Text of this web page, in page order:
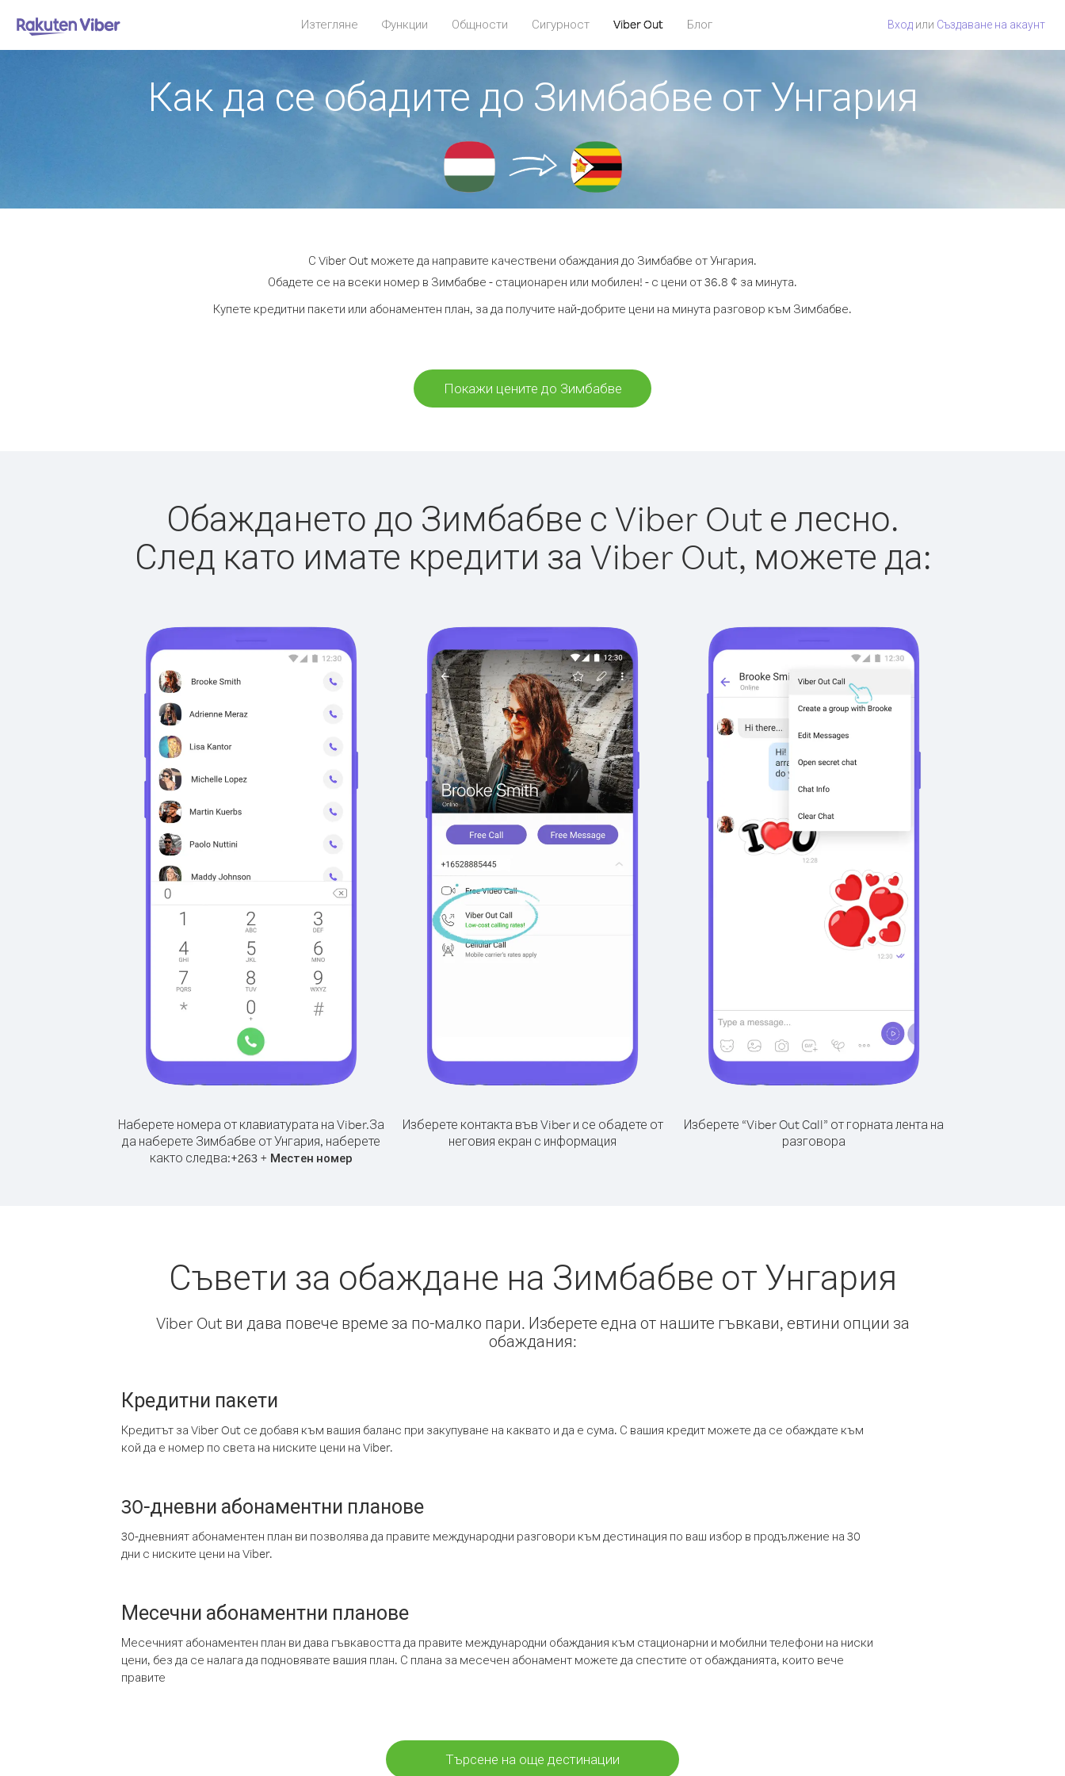
Изтегляне Функции Общности Сигурност Viber Out Блог Вход или Създаване на акаунт
Как да се обадите до Зимбабве от Унгария
С Viber Out можете да направите качествени обаждания до Зимбабве от Унгария.
Обадете се на всеки номер в Зимбабве - стационарен или мобилен! - с цени от 36.8 ¢ за минута.
Купете кредитни пакети или абонаментен план, за да получите най-добрите цени на минута разговор към Зимбабве.
Покажи цените до Зимбабве
Обаждането до Зимбабве с Viber Out е лесно.
След като имате кредити за Viber Out, можете да:
Наберете номера от клавиатурата на Viber.За
да наберете Зимбабве от Унгария, наберете
както следва:+263 + Местен номер
Изберете контакта във Viber и се обадете от
неговия екран с информация
Изберете “Viber Out Call” от горната лента на
разговора
Съвети за обаждане на Зимбабве от Унгария
Viber Out ви дава повече време за по-малко пари. Изберете една от нашите гъвкави, евтини опции за
обаждания:
Кредитни пакети
Кредитът за Viber Out се добавя към вашия баланс при закупуване на каквато и да е сума. С вашия кредит можете да се обаждате към
кой да е номер по света на ниските цени на Viber.
30-дневни абонаментни планове
30-дневният абонаментен план ви позволява да правите международни разговори към дестинация по ваш избор в продължение на 30
дни с ниските цени на Viber.
Месечни абонаментни планове
Месечният абонаментен план ви дава гъвкавостта да правите международни обаждания към стационарни и мобилни телефони на ниски
цени, без да се налага да подновявате вашия план. С плана за месечен абонамент можете да спестите от обажданията, които вече
правите
Търсене на още дестинации